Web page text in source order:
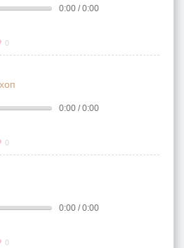
0:00 / 0:00
0
0:00 / 0:00
0
0:00 / 0:00
0